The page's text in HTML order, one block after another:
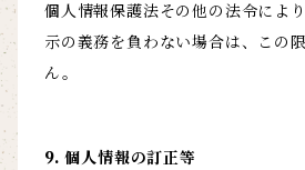
個人情報保護法その他の法令によ
示の義務を負わない場合は、この
ん。
9. 個人情報の訂正等